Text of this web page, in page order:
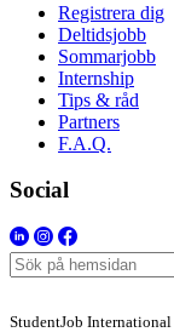
Registrera dig
Deltidsjobb
Sommarjobb
Internship
Tips & råd
Partners
F.A.Q.
Social
StudentJob